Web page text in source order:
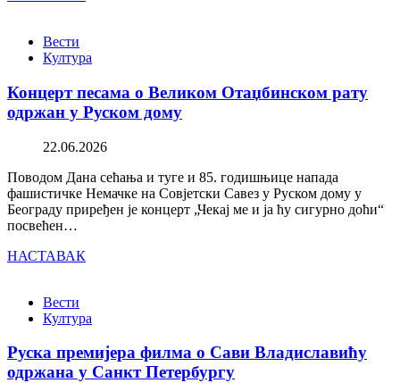
Вести
Култура
Концерт песама о Великом Отаџбинском рату
одржан у Руском дому
22.06.2026
Поводом Дана сећања и туге и 85. годишњице напада
фашистичке Немачке на Совјетски Савез у Руском дому у
Београду приређен је концерт „Чекај ме и ја ћу сигурно доћи“
посвећен…
НАСТАВАК
Вести
Култура
Руска премијера филма о Сави Владиславићу
одржана у Санкт Петербургу